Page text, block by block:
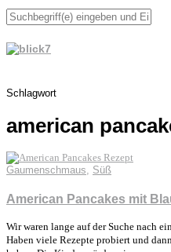
Schlagwort
american
Gaumenschmaus, Süß
American Pancakes mit
Wir waren lange auf der Suche nach
Haben viele Rezepte probiert und